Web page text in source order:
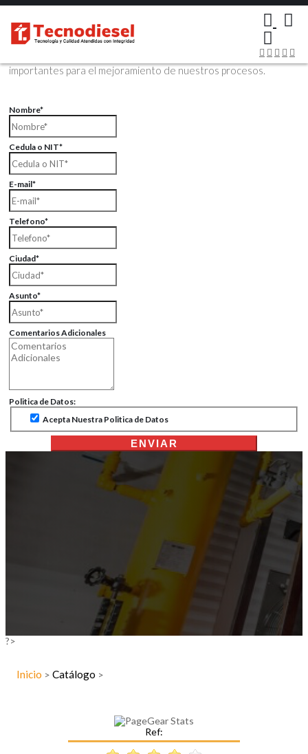
Contáctenos Vía Email
Envíenos sus datos con sus comentarios, sus opiniones son muy
importantes para el mejoramiento de nuestros procesos.
Nombre*
Cedula o NIT*
E-mail*
Telefono*
Ciudad*
Asunto*
Comentarios Adicionales
Politica de Datos:
Acepta Nuestra Politica de Datos
ENVIAR
?>
Inicio > Catálogo >
Ref: